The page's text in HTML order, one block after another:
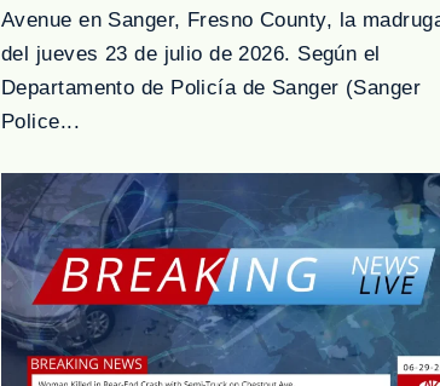
Avenue en Sanger, Fresno County, la
del jueves 23 de julio de 2026. Según el
Departamento de Policía de Sanger (Sanger
Police...